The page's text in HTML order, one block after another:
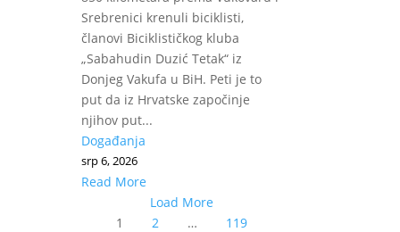
Srebrenici krenuli biciklisti,
članovi Biciklističkog kluba
„Sabahudin Duzić Tetak“ iz
Donjeg Vakufa u BiH. Peti je to
put da iz Hrvatske započinje
njihov put...
Događanja
srp 6, 2026
Read More
Load More
1
2 …
119